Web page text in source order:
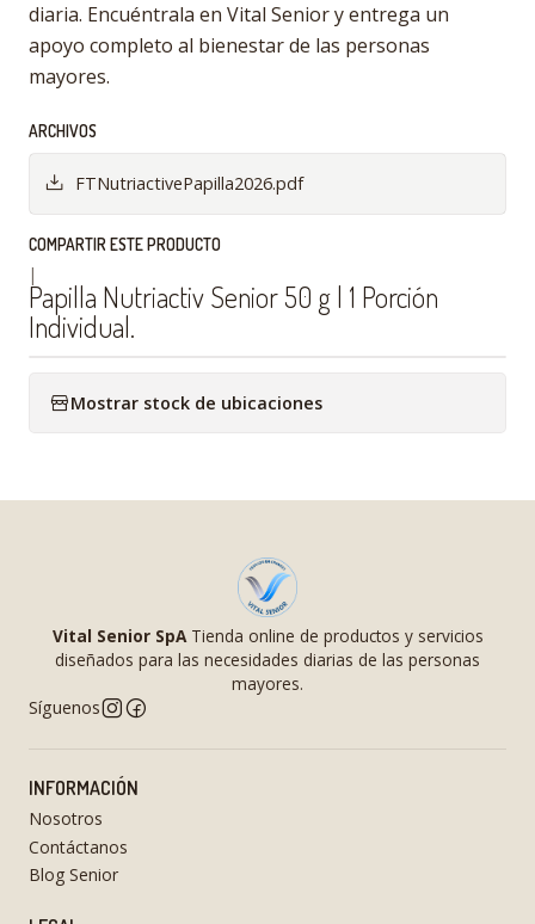
diaria. Encuéntrala en Vital Senior y entrega un
apoyo completo al bienestar de las personas
mayores.
ARCHIVOS
FTNutriactivePapilla2026.pdf
COMPARTIR ESTE PRODUCTO
|
Papilla Nutriactiv Senior 50 g | 1 Porción
Individual.
Mostrar stock de ubicaciones
Vital Senior SpATienda online de productos y servicios
diseñados para las necesidades diarias de las personas
mayores.
Síguenos
INFORMACIÓN
Nosotros
Contáctanos
Blog Senior